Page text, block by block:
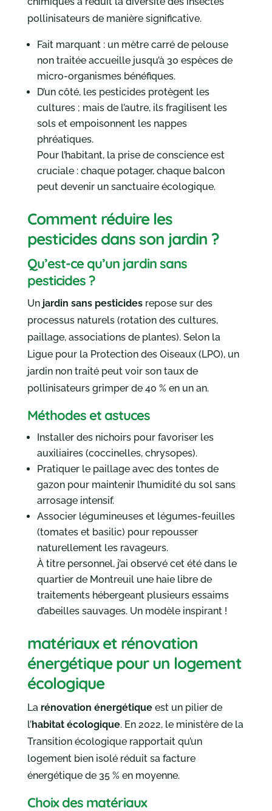
pollinisateurs de manière significative.
Fait marquant : un mètre carré de pelouse
non traitée accueille jusqu’à 30 espèces de
micro-organismes bénéfiques.
D’un côté, les pesticides protègent les
cultures ; mais de l’autre, ils fragilisent les
sols et empoisonnent les nappes
phréatiques.
Pour l’habitant, la prise de conscience est
cruciale : chaque potager, chaque balcon
peut devenir un sanctuaire écologique.
Comment réduire les
pesticides dans son jardin ?
Qu’est-ce qu’un jardin sans
pesticides ?
Un jardin sans pesticidesrepose sur des
processus naturels (rotation des cultures,
paillage, associations de plantes). Selon la
Ligue pour la Protection des Oiseaux (LPO), un
jardin non traité peut voir son taux de
pollinisateurs grimper de 40 % en un an.
Méthodes et astuces
Installer des nichoirs pour favoriser les
auxiliaires (coccinelles, chrysopes).
Pratiquer le paillage avec des tontes de
gazon pour maintenir l’humidité du sol sans
arrosage intensif.
Associer légumineuses et légumes-feuilles
(tomates et basilic) pour repousser
naturellement les ravageurs.
À titre personnel, j’ai observé cet été dans le
quartier de Montreuil une haie libre de
traitements hébergeant plusieurs essaims
d’abeilles sauvages. Un modèle inspirant !
matériaux et rénovation
énergétique pour un logement
écologique
La rénovation énergétiqueest un pilier de
l’habitat écologique. En 2022, le ministère de la
Transition écologique rapportait qu’un
logement bien isolé réduit sa facture
énergétique de 35 % en moyenne.
Choix des matériaux